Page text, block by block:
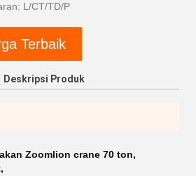
L/CT/TD/P
Terbaik
Deskripsi Produk
Zoomlion crane 70 ton,
,